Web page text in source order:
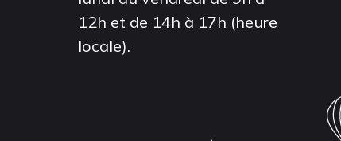
12h et de 14h à 17h (heure
locale).